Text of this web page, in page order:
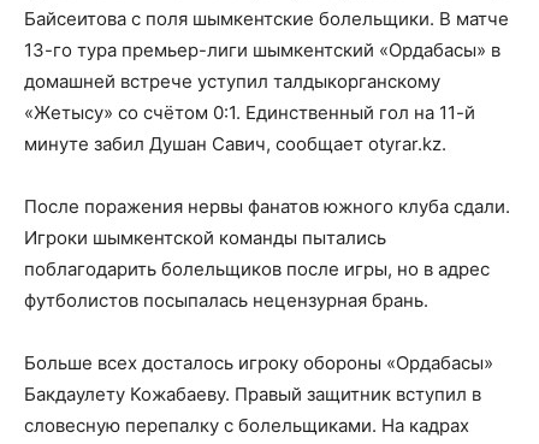
Байсеитова с поля шымкентские болельщики. В матче
13-го тура премьер-лиги шымкентский «Ордабасы» в
домашней встрече уступил талдыкорганскому
«Жетысу» со счётом 0:1. Единственный гол на 11-й
минуте забил Душан Савич, сообщает otyrar.kz.
После поражения нервы фанатов южного клуба сдали.
Игроки шымкентской команды пытались
поблагодарить болельщиков после игры, но в адрес
футболистов посыпалась нецензурная брань.
Больше всех досталось игроку обороны «Ордабасы»
Бакдаулету Кожабаеву. Правый защитник вступил в
словесную перепалку с болельщиками. На кадрах